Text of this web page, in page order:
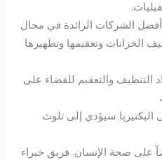
أفضل الشركات الرائدة في مجال
الخزانات وتعقيمها وتطهيرها
والتعقيم للقضاء على
البكتيريا سيؤدي إلى تلوث
على صحة الإنسان. فريق خبراء